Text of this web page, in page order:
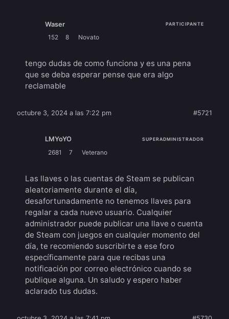
Waser PARTICIPANTE
152 8 Novato
tengo dudas de como funciona y es una pena
que se deba esperar pense que era algo
reclamable
octubre 3, 2024 a las 7:22 pm #5721
LMYoYO SUPERADMINISTRADOR
2681 7 Veterano
Las llaves o las cuentas de Steam se publican
aleatoriamente durante el día,
desafortunadamente no tenemos llaves para
regalar a cada nuevo usuario. Cualquier
administrador puede publicar una llave o cuenta
de Steam con juegos en cualquier momento del
día, te recomiendo suscribirte a ese foro
específicamente para que recibas una
notificación por correo electrónico cuando se
publique alguna. Un saludo y espero haber
aclarado tus dudas.